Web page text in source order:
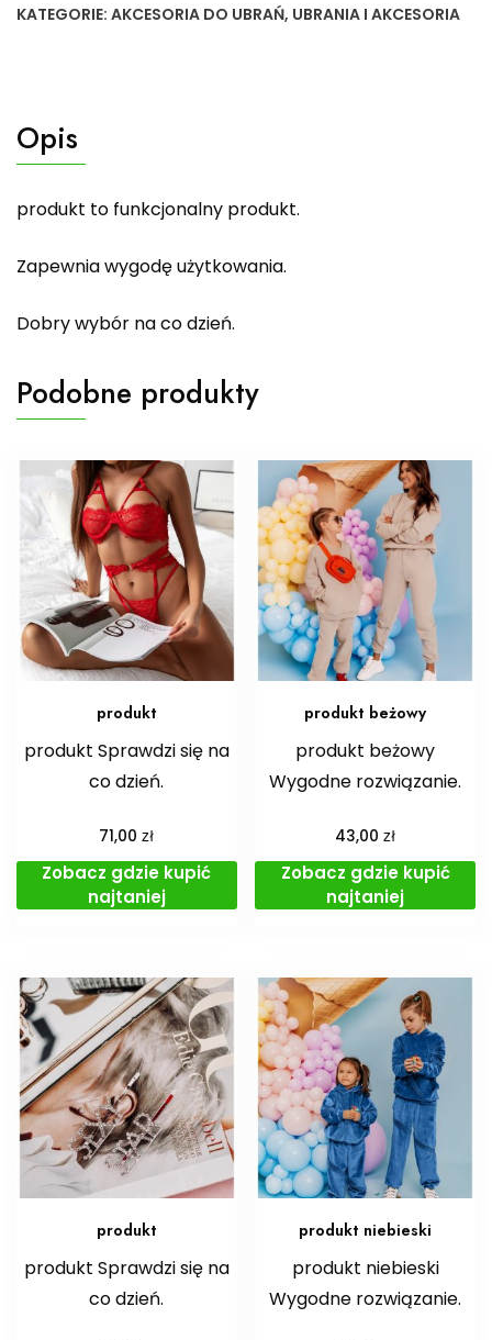
KATEGORIE: AKCESORIA DO UBRAŃ, UBRANIA I AKCESORIA
Opis
produkt to funkcjonalny produkt.
Zapewnia wygodę użytkowania.
Dobry wybór na co dzień.
Podobne produkty
produkt
produkt Sprawdzi się na
co dzień.
71,00zł
Zobacz gdzie kupić
najtaniej
produkt beżowy
produkt beżowy
Wygodne rozwiązanie.
43,00zł
Zobacz gdzie kupić
najtaniej
produkt
produkt Sprawdzi się na
co dzień.
produkt niebieski
produkt niebieski
Wygodne rozwiązanie.